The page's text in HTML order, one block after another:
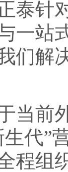
泰针
一站
们解
当前
生代”
程组